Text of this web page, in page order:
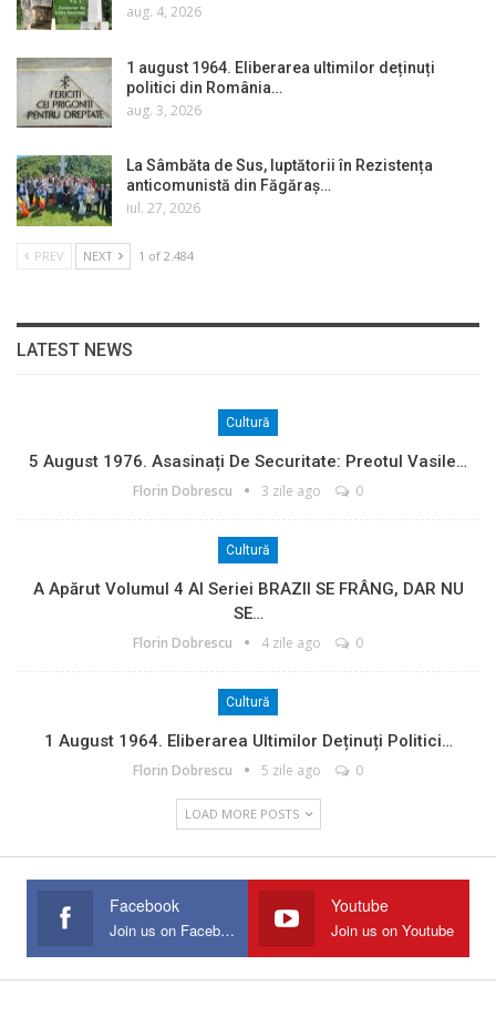
aug. 4, 2026
1 august 1964. Eliberarea ultimilor deținuți
politici din România…
aug. 3, 2026
La Sâmbăta de Sus, luptătorii în Rezistența
anticomunistă din Făgăraș…
iul. 27, 2026
PREV NEXT 1 of 2.484
LATEST NEWS
Cultură
5 August 1976. Asasinați De Securitate: Preotul Vasile…
Florin Dobrescu 3 zile ago 0
Cultură
A Apărut Volumul 4 Al Seriei BRAZII SE FRÂNG, DAR NU
SE…
Florin Dobrescu 4 zile ago 0
Cultură
1 August 1964. Eliberarea Ultimilor Deținuți Politici…
Florin Dobrescu 5 zile ago 0
LOAD MORE POSTS
Facebook
Join us on Facebook
Youtube
Join us on Youtube